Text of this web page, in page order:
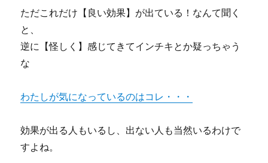
ただこれだけ【良い効果】が出ている！なんて聞く
と、
逆に【怪しく】感じてきてインチキとか疑っちゃう
な
わたしが気になっているのはコレ・・・
効果が出る人もいるし、出ない人も当然いるわけで
すよね。